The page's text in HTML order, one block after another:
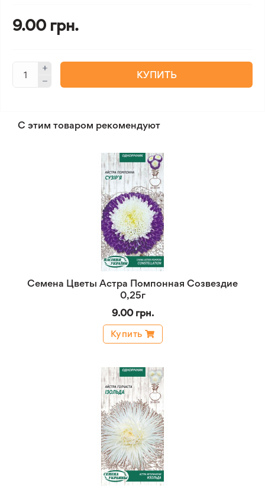
9.00 грн.
КУПИТЬ
С этим товаром рекомендуют
Семена Цветы Астра Помпонная Созвездие
0,25г
9.00 грн.
Купить